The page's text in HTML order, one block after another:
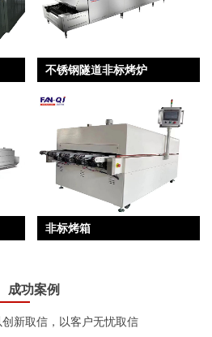
不锈钢隧道非标烤炉
非标烤箱
成功案例
新取信，以客户无忧取信